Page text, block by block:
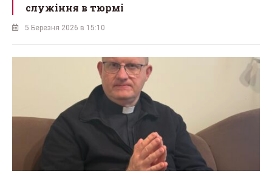
служіння в тюрмі
5 Березня 2026 в 15:10